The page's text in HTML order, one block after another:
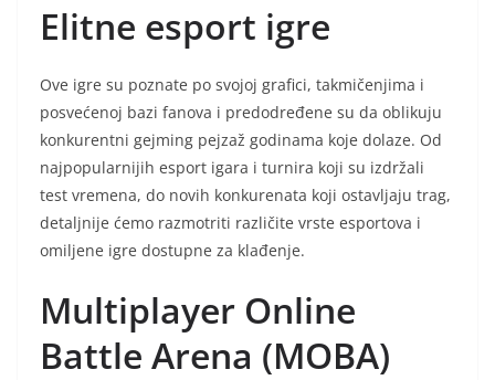
Elitne esport igre
Ove igre su poznate po svojoj grafici, takmičenjima i
posvećenoj bazi fanova i predodređene su da oblikuju
konkurentni gejming pejzaž godinama koje dolaze. Od
najpopularnijih esport igara i turnira koji su izdržali
test vremena, do novih konkurenata koji ostavljaju trag,
detaljnije ćemo razmotriti različite vrste esportova i
omiljene igre dostupne za klađenje.
Multiplayer Online
Battle Arena (MOBA)